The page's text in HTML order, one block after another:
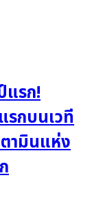
รก!
รกบนเวที
ามินแห่ง